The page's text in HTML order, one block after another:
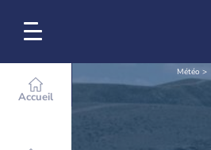
Accueil
Météo